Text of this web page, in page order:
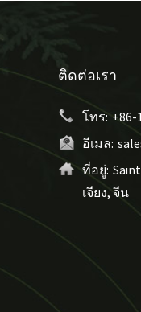
ติดต่อเรา
โทร: +86-
อีเมล:
ที่อยู่:
เจียง, จีน